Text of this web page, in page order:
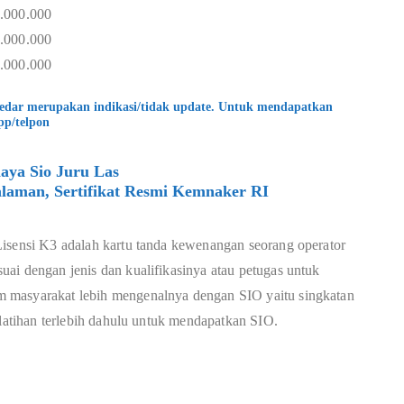
merupakan indikasi/tidak update. Untuk mendapatkan
telpon
Sio Juru Las
Sertifikat Resmi Kemnaker RI
K3 adalah kartu tanda kewenangan seorang operator
dengan jenis dan kualifikasinya atau petugas untuk
masyarakat lebih mengenalnya dengan SIO yaitu singkatan
terlebih dahulu untuk mendapatkan SIO.